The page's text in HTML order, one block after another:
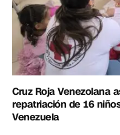
Cruz Roja Venezolana
repatriación de 16
Venezuela